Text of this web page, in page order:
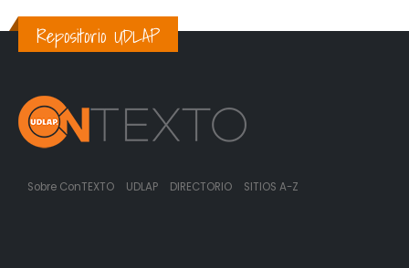
Repositorio UDLAP
Sobre ConTEXTO UDLAP DIRECTORIO SITIOS A-Z